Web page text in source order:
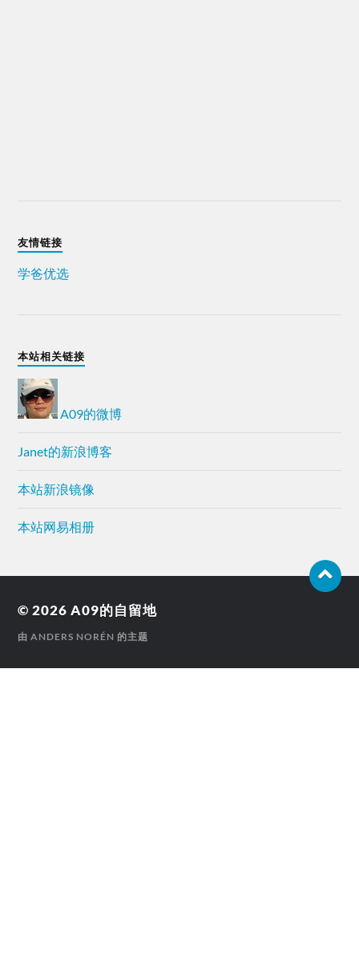
友情链接
学爸优选
本站相关链接
A09的微博
Janet的新浪博客
本站新浪镜像
本站网易相册
© 2026A09的自留地
由ANDERS NORÉN 的主题